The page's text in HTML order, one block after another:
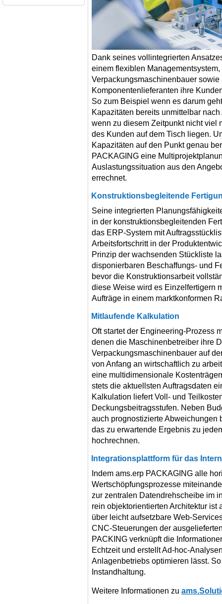
Dank seines vollintegrierten
einem flexiblen Managementsystem,
Verpackungsmaschinenbauer sowie
Komponentenlieferanten ihre
So zum Beispiel wenn es darum
Kapazitäten bereits unmittelbar
wenn zu diesem Zeitpunkt nicht viel
des Kunden auf dem Tisch liegen.
Kapazitäten auf den Punkt genau
PACKAGING eine
Auslastungssituation aus den
errechnet.
Konstruktionsbegleitende
Seine integrierten
in der konstruktionsbegleitenden
das ERP-System mit
Arbeitsfortschritt in der
Prinzip der wachsenden Stückliste
disponierbaren Beschaffungs- und
bevor die Konstruktionsarbeit
diese Weise wird es Einzelfertigern
Aufträge in einem marktkonformen
Mitlaufende Kalkulation
Oft startet der Engineering-Prozess
denen die Maschinenbetreiber ihre
Verpackungsmaschinenbauer auf
von Anfang an wirtschaftlich zu
eine multidimensionale
stets die aktuellsten Auftragsdaten
Kalkulation liefert Voll- und
Deckungsbeitragsstufen. Neben
auch prognostizierte Abweichungen
das zu erwartende Ergebnis zu
hochrechnen.
Integrationsplattform für das
Indem ams.erp PACKAGING alle
Wertschöpfungs­prozesse
zur zentralen Daten­drehscheibe im
rein objektorientierten Architektur ist
über leicht aufsetzbare Web-
CNC-Steuerungen der
PACKING verknüpft die
Echtzeit und erstellt Ad-hoc-
Anlagenbetriebs optimieren lässt.
Instandhaltung.
Weitere Informationen zu